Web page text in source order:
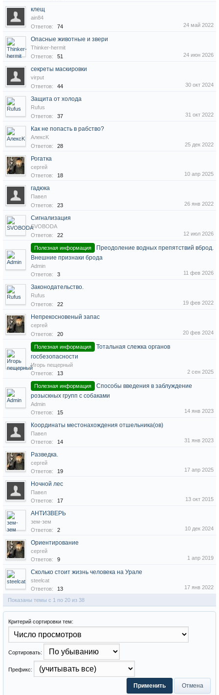
клещ
ain84
Ответов:
74 24 май 2022
Опасные животные и звери
Thinker-hermit
Ответов:
51 24 июн 2026
секреты маскировки
virput
Ответов:
44 30 окт 2024
Защита от холода
Rufus
Ответов:
37 31 окт 2022
Как не попасть в рабство?
АлексK
Ответов:
28 25 дек 2022
Рогатка
сергей
Ответов:
18 10 апр 2025
гадюка
Павел
Ответов:
23 26 янв 2022
Сигнализация
SVOBODA
Ответов:
22 12 июл 2026
Полезная информация
Преодоление водных препятствий вброд.
Внешние признаки брода
Admin
Ответов:
3 11 фев 2026
Законодательство.
Rufus
Ответов:
22 19 фев 2022
Непрекосновеный запас
сергей
Ответов:
20 20 фев 2024
Полезная информация
Тотальная слежка органов
госбезопасности
Игорь пещерный
Ответов:
13 2 сен 2025
Полезная информация
Способы введения в заблуждение
розыскных групп с собаками
Admin
Ответов:
15 14 янв 2023
Координаты местонахождения отшельника(ов)
Павел
Ответов:
14 31 янв 2023
Разведка.
сергей
Ответов:
19 17 апр 2025
Ночной лес
Павел
Ответов:
17 13 окт 2015
АНТИЗВЕРЬ
зем-зем
Ответов:
2 10 дек 2024
Ориентирование
сергей
Ответов:
9 1 апр 2019
Сколько стоит жизнь человека на Урале
steelcat
Ответов:
13 17 янв 2022
Показаны темы с 1 по 20 из 38
Критерий сортировки тем:
Сортировать:
Префикс: